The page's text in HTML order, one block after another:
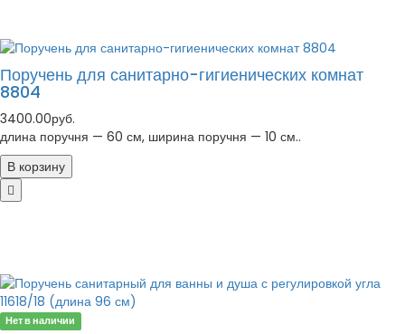
Поручень для санитарно-гигиенических комнат
8804
3400.00руб.
длина поручня — 60 см, ширина поручня — 10 см..
В корзину
Нет в наличии